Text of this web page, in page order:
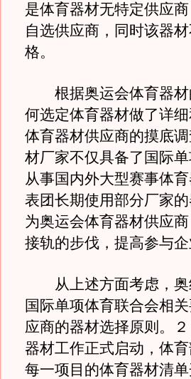
是体育器材无特定供应
自选供应商，同时该器
格。
根据奥运会体育器材
何选定体育器材做了详
体育器材供应商的摸底
材厂家不仅具备了国际
从事国内外大型赛事体
表团长期使用部分厂家
为奥运会体育器材供应
接轨的步伐，提高参与
从上述方面考虑，奥
国际单项体育联合会相
应商的器材选择原则。
器材工作正式启动，体
每一项目的体育器材清